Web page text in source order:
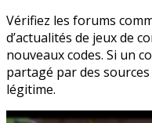
Vérifiez les forums
d’actualités de jeux de
nouveaux codes. Si un
partagé par des
légitime.